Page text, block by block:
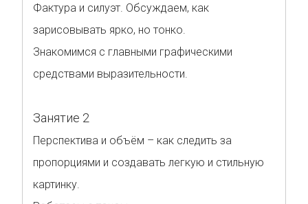
Фактура и силуэт. Обсуждаем, как
зарисовывать ярко, но тонко.
Знакомимся с главными графическими
средствами выразительности.
Занятие 2
Перспектива и объём – как следить за
пропорциями и создавать легкую и стильную
картинку.